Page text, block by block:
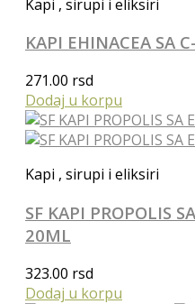
Kapi , sirupi i eliksiri
KAPI EHINACEA SA
271.00 rsd
Dodaj u korpu
Kapi , sirupi i eliksiri
SF KAPI PROPOLIS
20ML
323.00 rsd
Dodaj u korpu